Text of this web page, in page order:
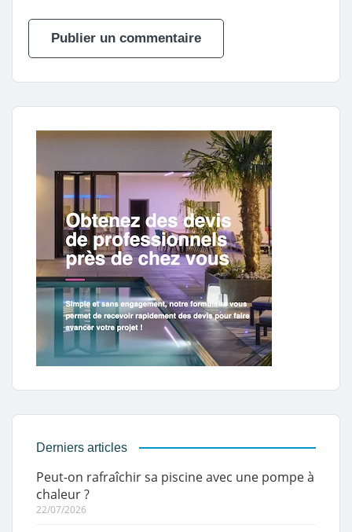
Derniers articles
Peut-on rafraîchir sa piscine avec une pompe à
chaleur ?
22/07/2026